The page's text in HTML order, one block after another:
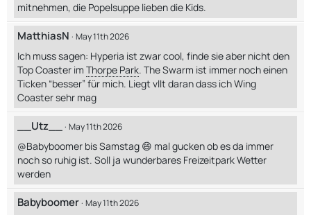
mitnehmen, die Popelsuppe lieben die Kids.
MatthiasN May 11th 2026
Ich muss sagen: Hyperia ist zwar cool, finde sie aber nicht den
Top Coaster im Thorpe Park. The Swarm ist immer noch einen
Ticken “besser” für mich. Liegt vllt daran dass ich Wing
Coaster sehr mag
__Utz__ May 11th 2026
@Babyboomer bis Samstag 😄 mal gucken ob es da immer
noch so ruhig ist. Soll ja wunderbares Freizeitpark Wetter
werden
Babyboomer May 11th 2026